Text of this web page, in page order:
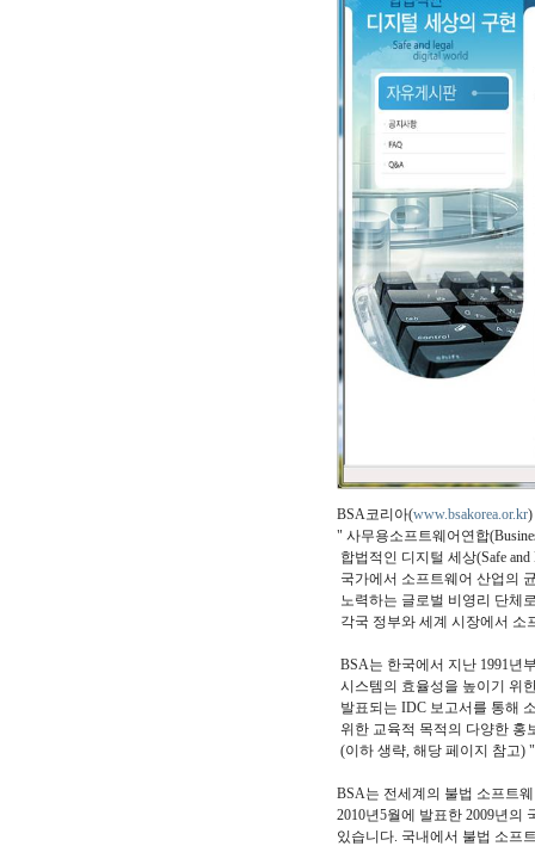
BSA코리아(www.bsakorea.or.kr)
" 사무용소프트웨어연합
합법적인 디지털 세상(Safe
국가에서 소프트웨어 산업의
노력하는 글로벌 비영리 단체
각국 정부와 세계 시장에서 소
BSA는 한국에서 지난 1991년
시스템의 효율성을 높이기 위
발표되는 IDC 보고서를 통해
위한 교육적 목적의 다양한 홍
(이하 생략, 해당 페이지 참고) "
BSA는 전세계의 불법 소프트
2010년5월에 발표한 2009년의
있습니다. 국내에서 불법 소프